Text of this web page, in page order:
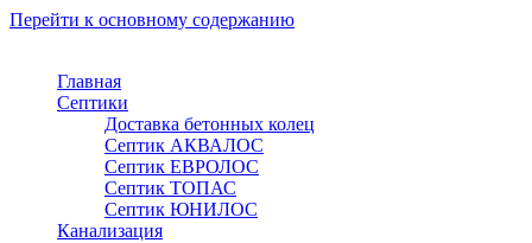
Перейти к основному содержанию
Главная
Септики
Доставка бетонных колец
Септик АКВАЛОС
Септик ЕВРОЛОС
Септик ТОПАС
Септик ЮНИЛОС
Канализация